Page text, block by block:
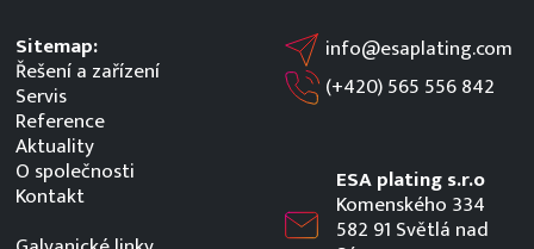
Sitemap:
Řešení a zařízení
Servis
Reference
Aktuality
O společnosti
Kontakt
info@esaplating.com
(+420)565 556 842
ESA plating s.r.o
Komenského 334
582 91 Světlá nad